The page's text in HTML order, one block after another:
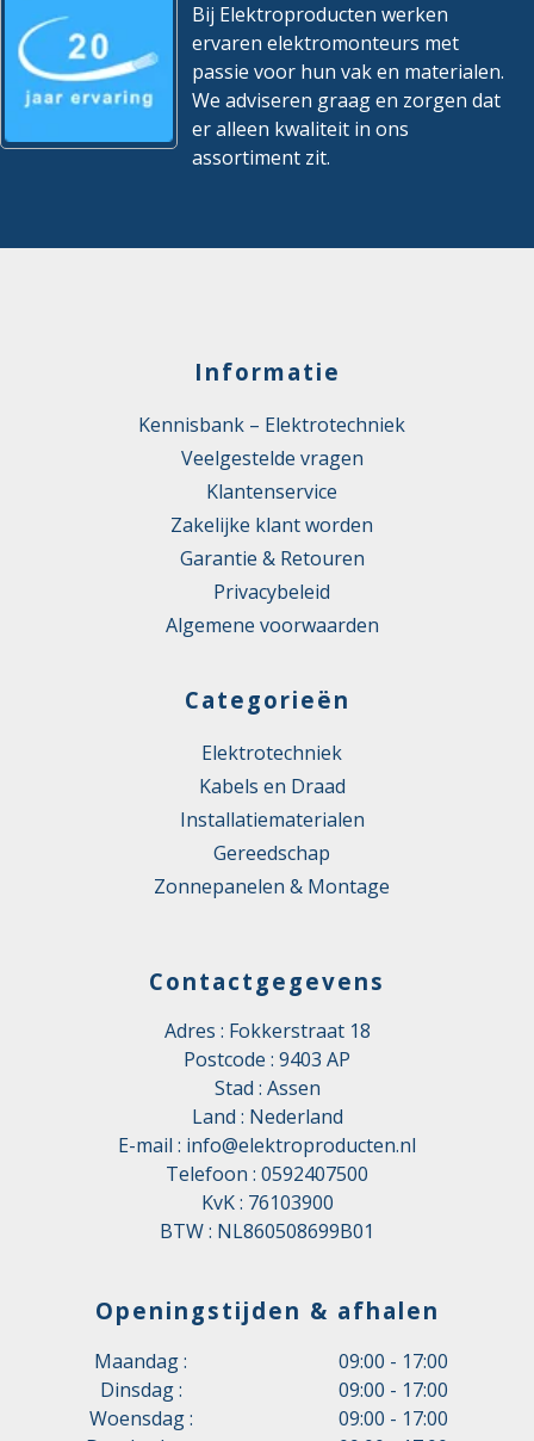
Bij Elektroproducten werken
ervaren elektromonteurs met
passie voor hun vak en materialen.
We adviseren graag en zorgen dat
er alleen kwaliteit in ons
assortiment zit.
Informatie
Kennisbank – Elektrotechniek
Veelgestelde vragen
Klantenservice
Zakelijke klant worden
Garantie & Retouren
Privacybeleid
Algemene voorwaarden
Categorieën
Elektrotechniek
Kabels en Draad
Installatiematerialen
Gereedschap
Zonnepanelen & Montage
Contactgegevens
Adres : Fokkerstraat 18
Postcode : 9403 AP
Stad : Assen
Land : Nederland
E-mail : info@elektroproducten.nl
Telefoon : 0592407500
KvK : 76103900
BTW : NL860508699B01
Openingstijden & afhalen
Maandag :
09:00 - 17:00
Dinsdag :
09:00 - 17:00
Woensdag :
09:00 - 17:00